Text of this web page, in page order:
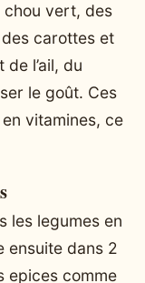
chou vert, des
carottes et
l’ail, du
le goût. Ces
vitamines, ce
les legumes en
ensuite dans 2
epices comme